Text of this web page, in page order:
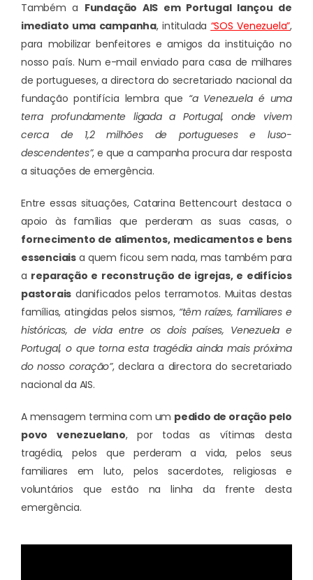
Também a Fundação AIS em Portugal lançou de
imediato uma campanha, intitulada “SOS Venezuela”,
para mobilizar benfeitores e amigos da instituição no
nosso país. Num e-mail enviado para casa de milhares
de portugueses, a directora do secretariado nacional da
fundação pontifícia lembra que “a Venezuela é uma
terra profundamente ligada a Portugal, onde vivem
cerca de 1,2 milhões de portugueses e luso-
descendentes”, e que a campanha procura dar resposta
a situações de emergência.
Entre essas situações, Catarina Bettencourt destaca o
apoio às famílias que perderam as suas casas, o
fornecimento de alimentos, medicamentos e bens
essenciais a quem ficou sem nada, mas também para
a reparação e reconstrução de igrejas, e edifícios
pastorais danificados pelos terramotos. Muitas destas
famílias, atingidas pelos sismos, “têm raízes, familiares e
históricas, de vida entre os dois países, Venezuela e
Portugal, o que torna esta tragédia ainda mais próxima
do nosso coração”, declara a directora do secretariado
nacional da AIS.
A mensagem termina com um pedido de oração pelo
povo venezuelano, por todas as vítimas desta
tragédia, pelos que perderam a vida, pelos seus
familiares em luto, pelos sacerdotes, religiosas e
voluntários que estão na linha da frente desta
emergência.